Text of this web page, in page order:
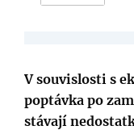
V souvislosti s
poptávka po
stávají